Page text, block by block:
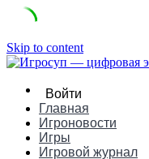
Skip to content
Войти
Главная
Игроновости
Игры
Игровой журнал